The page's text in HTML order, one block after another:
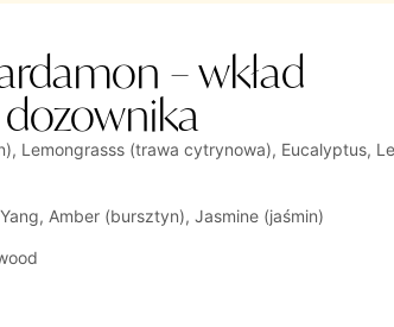
– wkład
Lemongrasss (trawa cytrynowa), Eucalyptus,
Amber (bursztyn), Jasmine (jaśmin)